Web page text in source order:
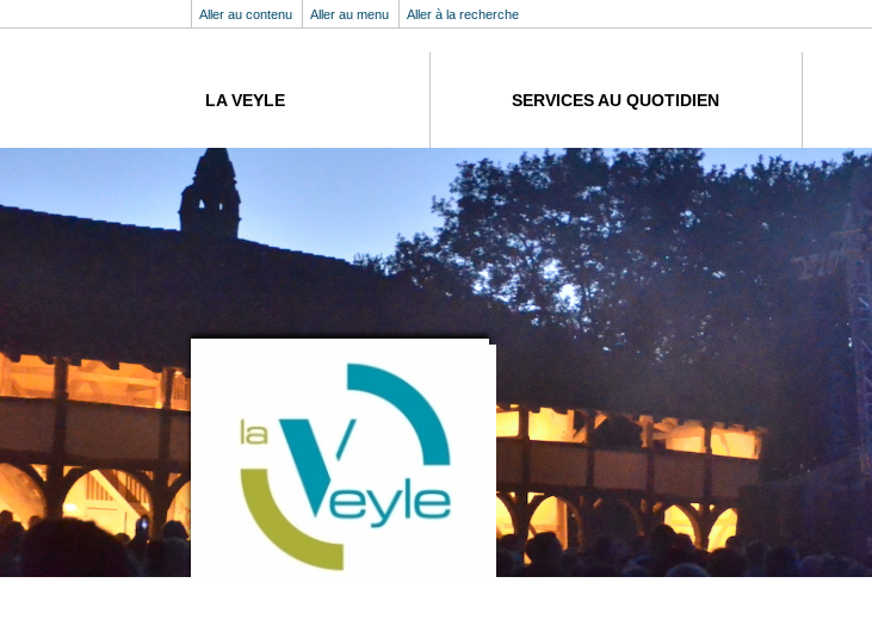
Aller au contenu Aller au menu Aller à la recherche
LA VEYLE SERVICES AU QUOTIDIEN